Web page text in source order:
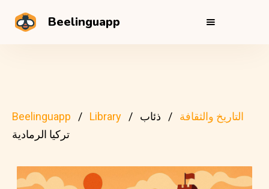
Beelinguapp
Beelinguapp Library التاريخ والثقافة
ذئاب
تركيا الرمادية